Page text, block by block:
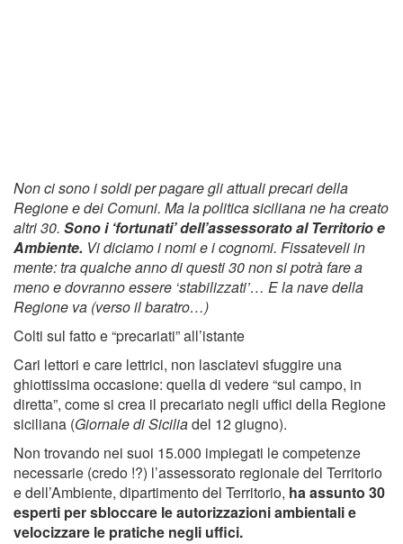
Non ci sono i soldi per pagare gli attuali precari della
Regione e dei Comuni. Ma la politica siciliana ne ha creato
altri 30. Sono i ‘fortunati’ dell’assessorato al Territorio e
Ambiente. Vi diciamo i nomi e i cognomi. Fissateveli in
mente: tra qualche anno di questi 30 non si potrà fare a
meno e dovranno essere ‘stabilizzati’… E la nave della
Regione va (verso il baratro…)
Colti sul fatto e “precariati” all’istante
Cari lettori e care lettrici, non lasciatevi sfuggire una
ghiottissima occasione: quella di vedere “sul campo, in
diretta”, come si crea il precariato negli uffici della Regione
siciliana (Giornale di Siciliadel 12 giugno).
Non trovando nei suoi 15.000 impiegati le competenze
necessarie (credo !?) l’assessorato regionale del Territorio
e dell’Ambiente, dipartimento del Territorio, ha assunto 30
esperti per sbloccare le autorizzazioni ambientali e
velocizzare le pratiche negli uffici.